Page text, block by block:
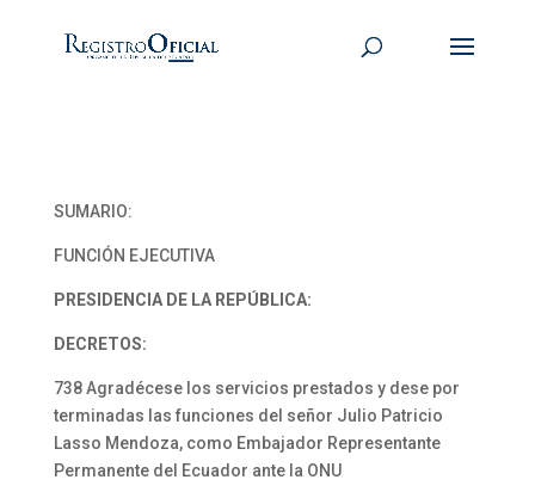
SUMARIO:
FUNCIÓN EJECUTIVA
PRESIDENCIA DE LA REPÚBLICA:
DECRETOS:
738 Agradécese los servicios prestados y dese por
terminadas las funciones del señor Julio Patricio
Lasso Mendoza, como Embajador Representante
Permanente del Ecuador ante la ONU